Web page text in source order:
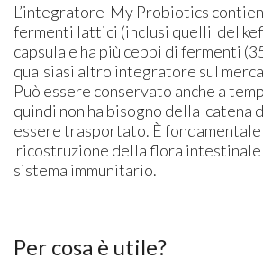
L’integratore My Probiotics
fermenti lattici (inclusi quelli del
capsula e ha più ceppi di fermenti
qualsiasi altro integratore sul
Può essere conservato anche a
quindi non ha bisogno della catena
essere trasportato. È
ricostruzione della flora
sistema immunitario.
Per cosa è utile?